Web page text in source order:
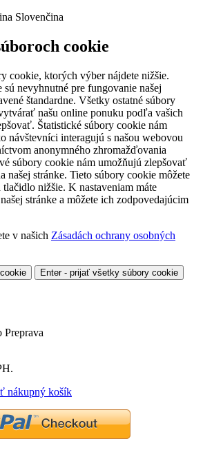
Slovenčina
cookie
cookie, ktorých výber nájdete nižšie.
sú nevyhnutné pre fungovanie našej
štandardne. Všetky ostatné súbory
našu online ponuku podľa vašich
Štatistické súbory cookie nám
návštevníci interagujú s našou webovou
anonymného zhromažďovania
súbory cookie nám umožňujú zlepšovať
našej stránke. Tieto súbory cookie môžete
nižšie. K nastaveniam máte
stránke a môžete ich zodpovedajúcim
v našich Zásadách ochrany osobných
Enter - prijať všetky súbory cookie
Preprava
nákupný košík